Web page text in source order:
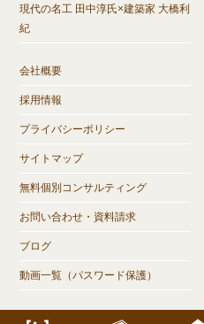
現代の名工 田中淳氏×建築家 大橋利
紀
会社概要
採用情報
プライバシーポリシー
サイトマップ
無料個別コンサルティング
お問い合わせ・資料請求
ブログ
動画一覧（パスワード保護）